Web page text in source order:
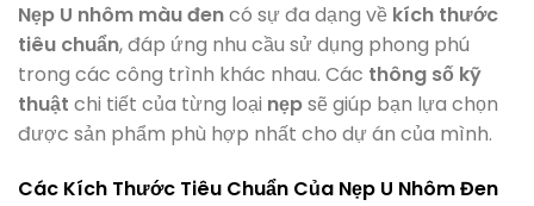
Nẹp U nhôm màu đencó sự đa dạng về kích thước
tiêu chuẩn, đáp ứng nhu cầu sử dụng phong phú
trong các công trình khác nhau. Các thông số kỹ
thuật chi tiết của từng loại nẹpsẽ giúp bạn lựa chọn
được sản phẩm phù hợp nhất cho dự án của mình.
Các Kích Thước Tiêu Chuẩn Của Nẹp U Nhôm Đen